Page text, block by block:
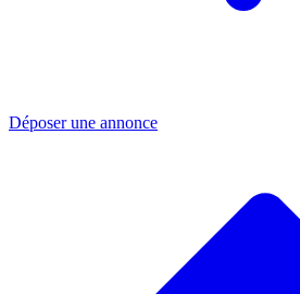
Déposer une annonce